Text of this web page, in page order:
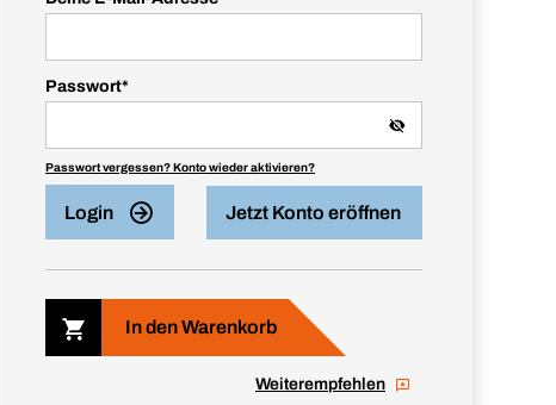
Passwort*
Passwort vergessen? Konto wieder aktivieren?
Login Jetzt Konto eröffnen
In den Warenkorb
Weiterempfehlen